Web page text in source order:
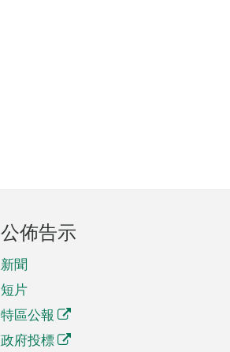
公佈告示
新聞
短片
特區公報
政府投標